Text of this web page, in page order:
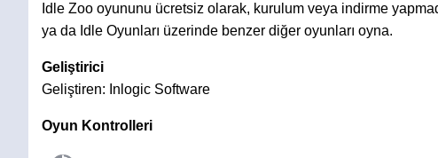
Idle Zoo oyununu ücretsiz olarak, kurulum veya indirme
ya da Idle Oyunları üzerinde benzer diğer oyunları oyna.
Geliştirici
Geliştiren: Inlogic Software
Oyun Kontrolleri